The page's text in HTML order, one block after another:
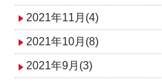
2021年11月(4)
2021年10月(8)
2021年9月(3)